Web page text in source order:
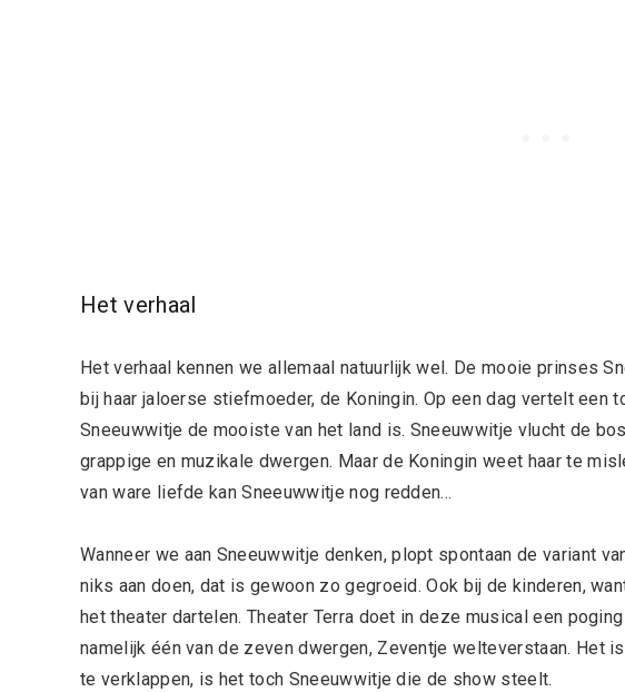
Het verhaal
Het verhaal kennen we allemaal natuurlijk wel. De mooie prinses
bij haar jaloerse stiefmoeder, de Koningin. Op een dag vertelt een
Sneeuwwitje de mooiste van het land is. Sneeuwwitje vlucht de
grappige en muzikale dwergen. Maar de Koningin weet haar te
van ware liefde kan Sneeuwwitje nog redden…
Wanneer we aan Sneeuwwitje denken, plopt spontaan de variant
niks aan doen, dat is gewoon zo gegroeid. Ook bij de kinderen,
het theater dartelen. Theater Terra doet in deze musical een
namelijk één van de zeven dwergen, Zeventje welteverstaan. Het
te verklappen, is het toch Sneeuwwitje die de show steelt.